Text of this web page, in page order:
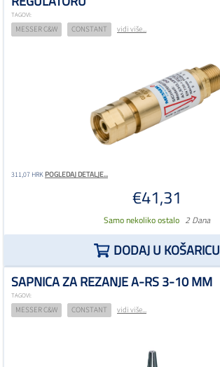
TAGOVI:
MESSER C&W CONSTANT vidi više...
311,07 HRKPOGLEDAJ DETALJE...
€41,31
Samo nekoliko ostalo 2 Dana
DODAJ U KOŠARICU
SAPNICA ZA REZANJE A-RS 3-10 MM
TAGOVI:
MESSER C&W CONSTANT vidi više...